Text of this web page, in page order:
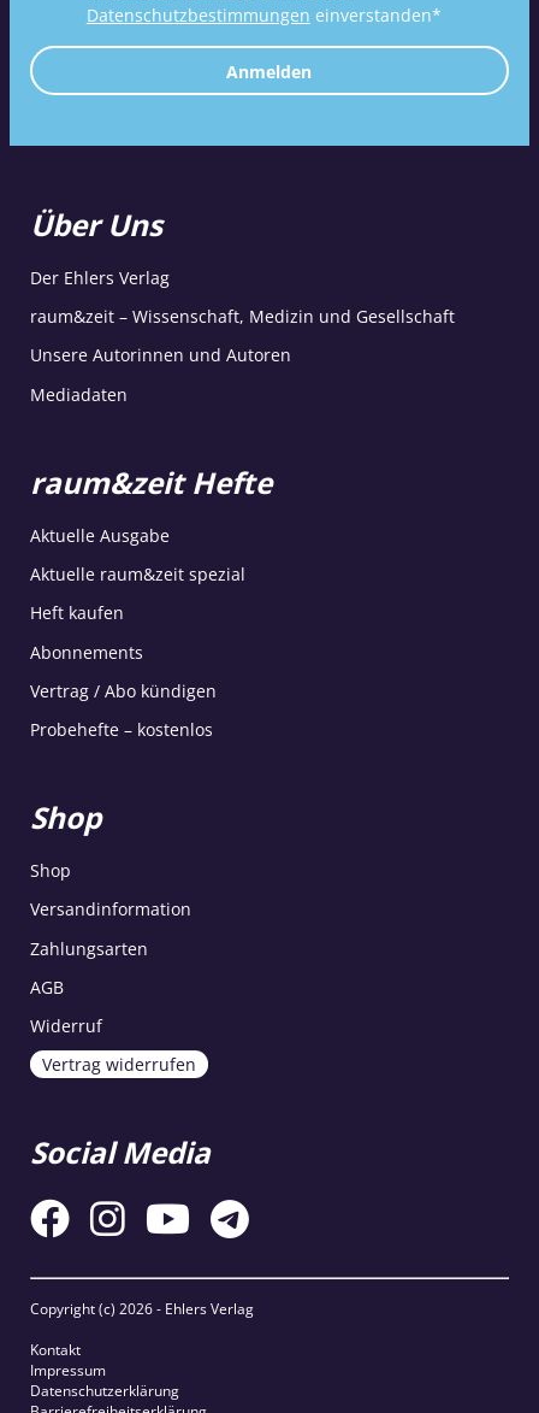
Datenschutzbestimmungen einverstanden*
Anmelden
Über Uns
Der Ehlers Verlag
raum&zeit – Wissenschaft, Medizin und Gesellschaft
Unsere Autorinnen und Autoren
Mediadaten
raum&zeit Hefte
Aktuelle Ausgabe
Aktuelle raum&zeit spezial
Heft kaufen
Abonnements
Vertrag / Abo kündigen
Probehefte – kostenlos
Shop
Shop
Versandinformation
Zahlungsarten
AGB
Widerruf
Vertrag widerrufen
Social Media
Copyright (c) 2026 - Ehlers Verlag
Kontakt
Impressum
Datenschutzerklärung